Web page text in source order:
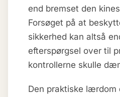
end bremset den
Forsøget på at
sikkerhed kan altså
efterspørgsel over til
kontrollerne skulle
Den praktiske lærdom